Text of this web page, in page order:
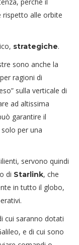
perché il
rispetto alle orbite
strategiche.
sono anche la
ragioni di
sulla verticale di
ad altissima
garantire il
solo per una
servono quindi
di Starlink, che
in tutto il globo,
cui saranno dotati
e di cui sono